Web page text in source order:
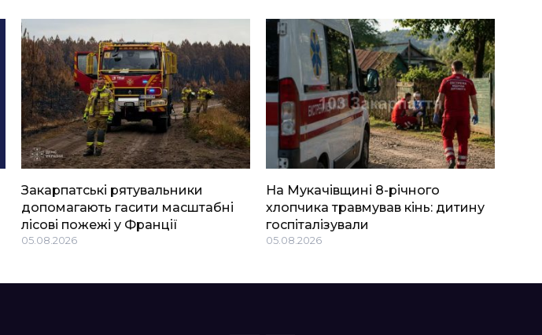
Закарпатські рятувальники
допомагають гасити масштабні
лісові пожежі у Франції
05.08.2026
На Мукачівщині 8-річного
хлопчика травмував кінь: дитину
госпіталізували
05.08.2026